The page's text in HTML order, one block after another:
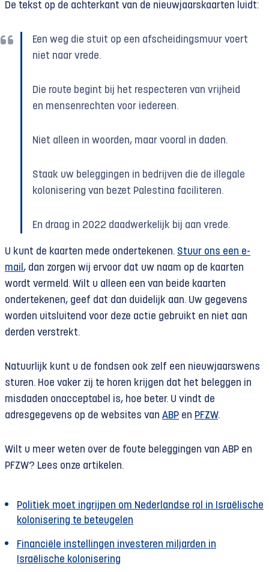
De tekst op de achterkant van de nieuwjaarskaarten luidt:
Een weg die stuit op een afscheidingsmuur voert
niet naar vrede.
Die route begint bij het respecteren van vrijheid
en mensenrechten voor iedereen.
Niet alleen in woorden, maar vooral in daden.
Staak uw beleggingen in bedrijven die de illegale
kolonisering van bezet Palestina faciliteren.
En draag in 2022 daadwerkelijk bij aan vrede.
U kunt de kaarten mede ondertekenen. Stuur ons een e-
mail , dan zorgen wij ervoor dat uw naam op de kaarten
wordt vermeld. Wilt u alleen een van beide kaarten
ondertekenen, geef dat dan duidelijk aan. Uw gegevens
worden uitsluitend voor deze actie gebruikt en niet aan
derden verstrekt.
Natuurlijk kunt u de fondsen ook zelf een nieuwjaarswens
sturen. Hoe vaker zij te horen krijgen dat het beleggen in
misdaden onacceptabel is, hoe beter. U vindt de
adresgegevens op de websites van ABP en PFZW.
Wilt u meer weten over de foute beleggingen van ABP en
PFZW? Lees onze artikelen.
Politiek moet ingrijpen om Nederlandse rol in Israëlische
kolonisering te beteugelen
Financiële instellingen investeren miljarden in
Israëlische kolonisering